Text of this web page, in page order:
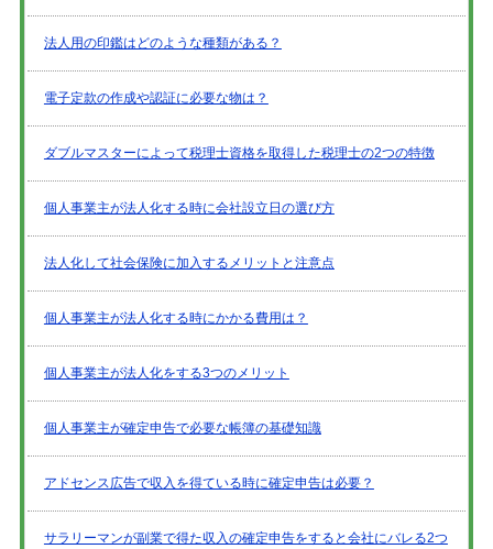
法人用の印鑑はどのような種類がある？
電子定款の作成や認証に必要な物は？
ダブルマスターによって税理士資格を取得した税理士の2つの特徴
個人事業主が法人化する時に会社設立日の選び方
法人化して社会保険に加入するメリットと注意点
個人事業主が法人化する時にかかる費用は？
個人事業主が法人化をする3つのメリット
個人事業主が確定申告で必要な帳簿の基礎知識
アドセンス広告で収入を得ている時に確定申告は必要？
サラリーマンが副業で得た収入の確定申告をすると会社にバレる2つ